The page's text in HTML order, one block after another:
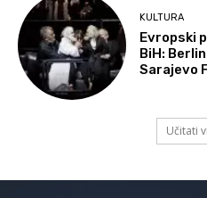
KULTURA
Evropski
BiH:
Sarajevo
Učitati